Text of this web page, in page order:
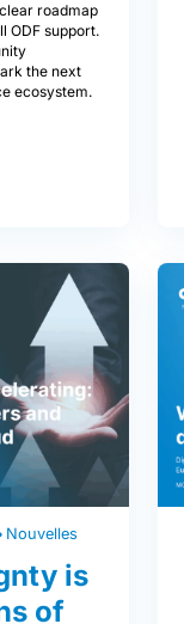
roadmap
ODF support.
the next
ecosystem.
Nouvelles
is
of